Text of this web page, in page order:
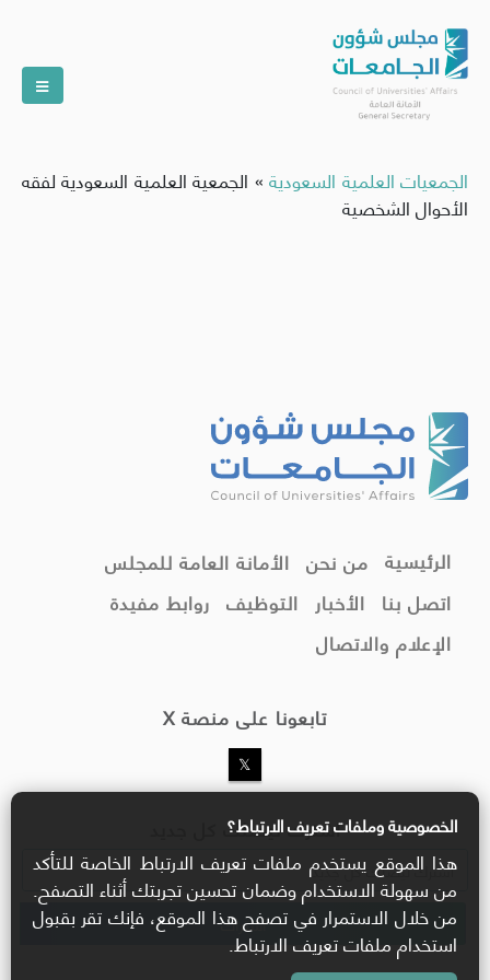
الجمعيات العلمية السعودية» الجمعية العلمية السعودية لفقه
الأحوال الشخصية
الرئيسية من نحن الأمانة العامة للمجلس
اتصل بنا الأخبار التوظيف روابط مفيدة
الإعلام والاتصال
تابعونا على منصة X
اشترك ليصلك كل جديد
الخصوصية وملفات تعريف الارتباط؟
هذا الموقع يستخدم ملفات تعريف الارتباط الخاصة للتأكد
من سهولة الاستخدام وضمان تحسين تجربتك أثناء التصفح.
من خلال الاستمرار في تصفح هذا الموقع، فإنك تقر بقبول
استخدام ملفات تعريف الارتباط.